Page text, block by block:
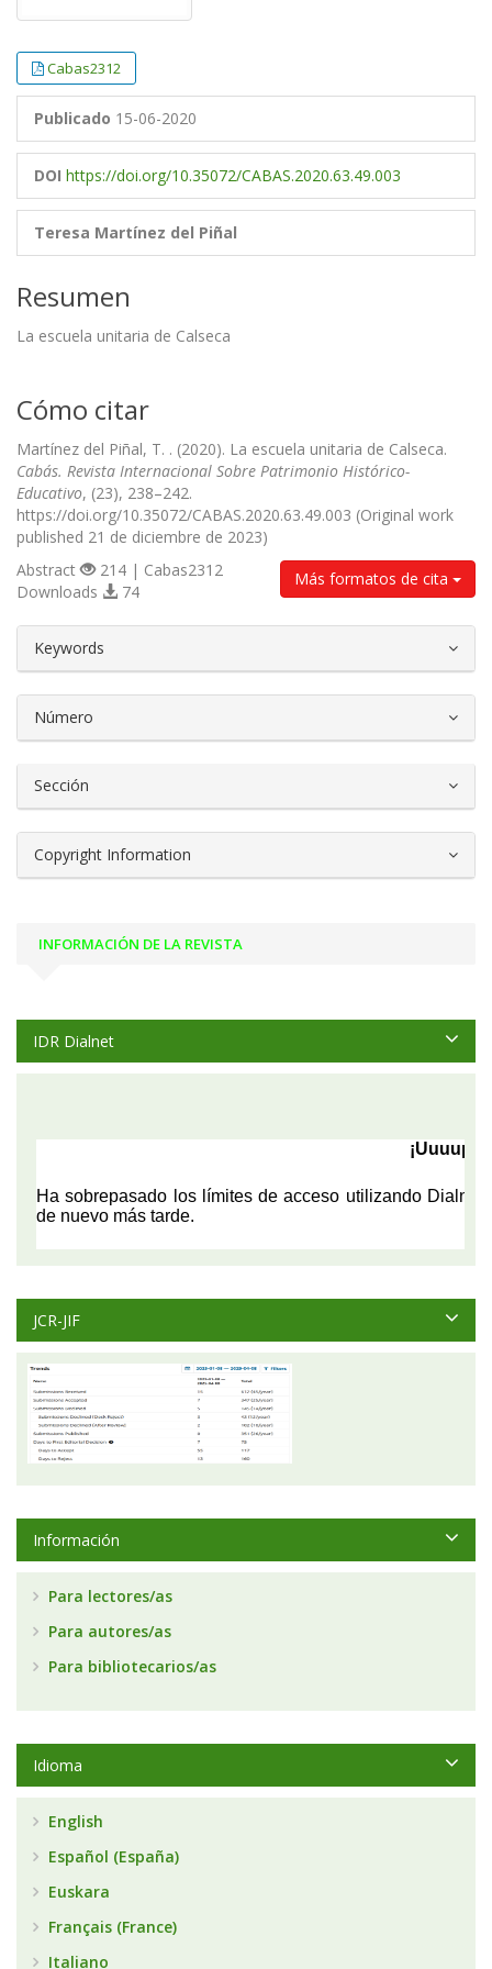
Cabas2312
Publicado 15-06-2020
DOI https://doi.org/10.35072/CABAS.2020.63.49.003
Teresa Martínez del Piñal
Resumen
La escuela unitaria de Calseca
Cómo citar
Martínez del Piñal, T. . (2020). La escuela unitaria de Calseca.
Cabás. Revista Internacional Sobre Patrimonio Histórico-
Educativo, (23), 238–242.
https://doi.org/10.35072/CABAS.2020.63.49.003 (Original work
published 21 de diciembre de 2023)
Más formatos de cita
Abstract
214 | Cabas2312
Downloads
74
Keywords
Número
Sección
Copyright Information
INFORMACIÓN DE LA REVISTA
IDR Dialnet
JCR-JIF
Información
Para lectores/as
Para autores/as
Para bibliotecarios/as
Idioma
English
Español (España)
Euskara
Français (France)
Italiano